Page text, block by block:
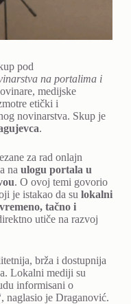
pod
na portalima i
medijske
etički i
novinarstva. Skup je
.
za rad onlajn
na ulogu portala u
. O ovoj temi govorio
je istakao da su lokalni
tačno i
utiče na razvoj
brža i dostupnija
Lokalni mediji su
informisani o
naglasio je Draganović.